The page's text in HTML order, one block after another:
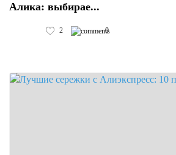
Алика: выбирае...
2 0